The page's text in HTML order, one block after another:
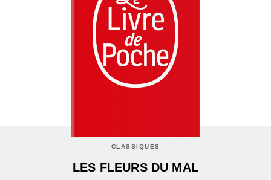
CLASSIQUES
LES FLEURS DU MAL